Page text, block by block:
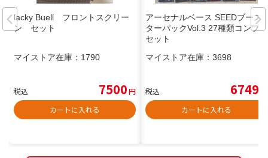
lacky Buell フロントスクリー
ン セット
マイストア在庫： 1790
税込 7500円
カートに入れる
アーセナルベース SEEDブース
ターパックVol.3 27種類コンプ
セット
マイストア在庫： 3698
税込 6749
カートに入れる